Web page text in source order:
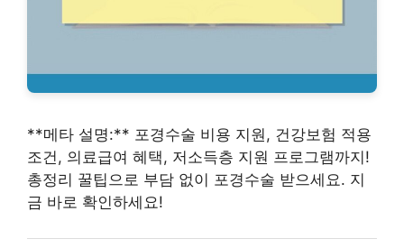
**메타 설명:** 포경수술 비용 지원, 건강보험 적용
조건, 의료급여 혜택, 저소득층 지원 프로그램까지!
총정리 꿀팁으로 부담 없이 포경수술 받으세요. 지
금 바로 확인하세요!